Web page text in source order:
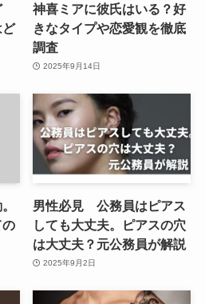
ど
神喜ミアに彼氏はいる？好
きなタイプや恋愛観を徹底
調査
2025年9月14日
男性必見 公務員はピアス
しても大丈夫。ピアスの穴
は大丈夫？元公務員が解説
2025年9月2日